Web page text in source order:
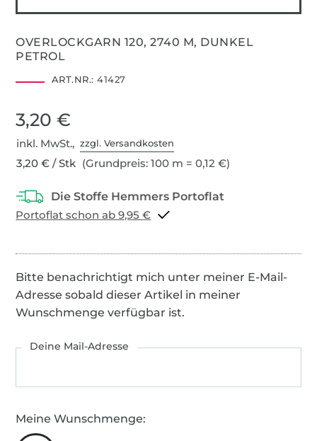
OVERLOCKGARN 120, 2740 M, DUNKEL
PETROL
ART.NR.: 41427
3,20 €
inkl. MwSt.,zzgl. Versandkosten
3,20 € / Stk (Grundpreis: 100 m = 0,12 €)
Portoflat schon ab 9,95 €
Bitte benachrichtigt mich unter meiner E-Mail-
Adresse sobald dieser Artikel in meiner
Wunschmenge verfügbar ist.
Deine Mail-Adresse
Meine Wunschmenge: